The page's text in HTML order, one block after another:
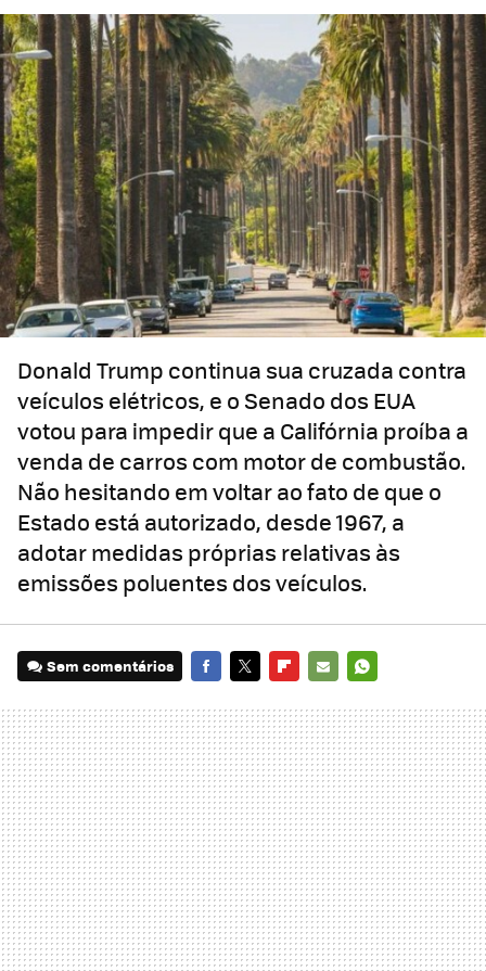
Donald Trump continua sua cruzada contra
veículos elétricos, e o Senado dos EUA
votou para impedir que a Califórnia proíba a
venda de carros com motor de combustão.
Não hesitando em voltar ao fato de que o
Estado está autorizado, desde 1967, a
adotar medidas próprias relativas às
emissões poluentes dos veículos.
Sem comentários
MAIL